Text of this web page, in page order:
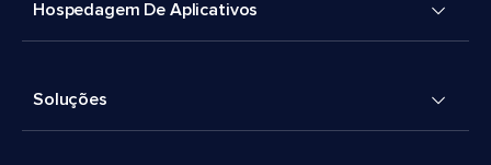
Hospedagem De Aplicativos
Soluções